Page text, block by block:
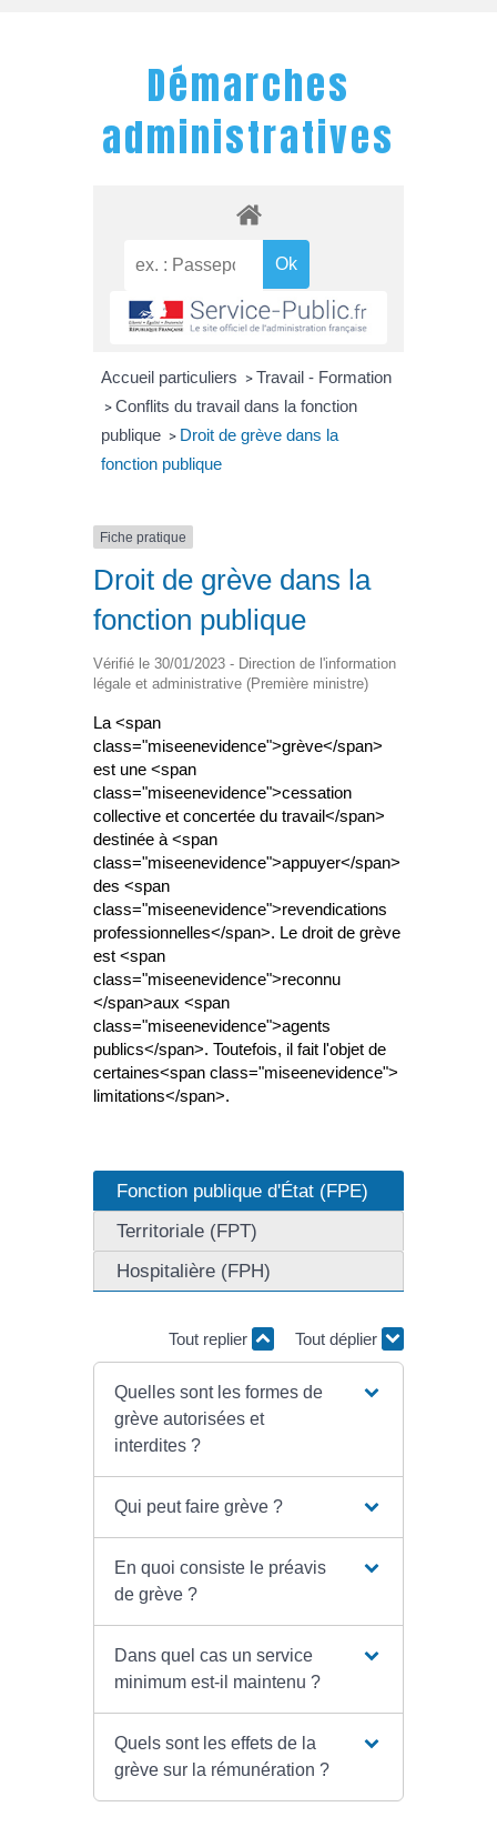
Démarches
administratives
Accueil particuliers > Travail - Formation
> Conflits du travail dans la fonction
publique > Droit de grève dans la
fonction publique
Fiche pratique
Droit de grève dans la
fonction publique
Vérifié le 30/01/2023 - Direction de l'information
légale et administrative (Première ministre)
La <span
class="miseenevidence">grève</span>
est une <span
class="miseenevidence">cessation
collective et concertée du travail</span>
destinée à <span
class="miseenevidence">appuyer</span>
des <span
class="miseenevidence">revendications
professionnelles</span>. Le droit de grève
est <span
class="miseenevidence">reconnu
</span>aux <span
class="miseenevidence">agents
publics</span>. Toutefois, il fait l'objet de
certaines<span class="miseenevidence">
limitations</span>.
Fonction publique d'État (FPE)
Territoriale (FPT)
Hospitalière (FPH)
Tout replier Tout déplier
Quelles sont les formes de
grève autorisées et
interdites ?
Qui peut faire grève ?
En quoi consiste le préavis
de grève ?
Dans quel cas un service
minimum est-il maintenu ?
Quels sont les effets de la
grève sur la rémunération ?